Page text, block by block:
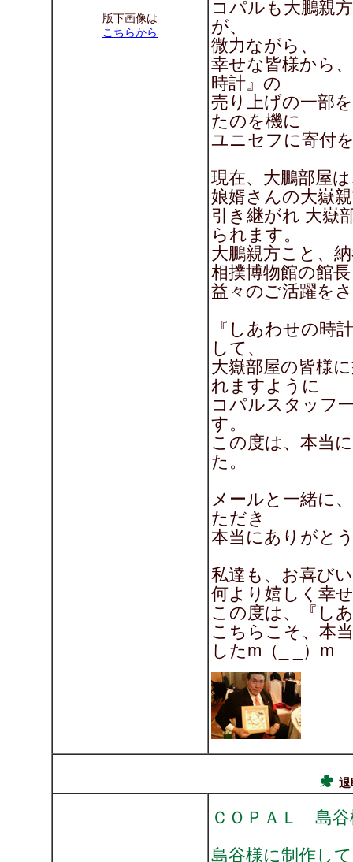
版下画像は
こちらから
コパルも大鵬親
が、
微力ながら、
幸せな皆様から
時計』の
売り上げの一部
たのを機に
ユニセフに寄付
現在、大鵬部屋
娘婿さんの大嶽
引き継がれ 大嶽
られます。
大鵬親方こと、
相撲博物館の館
益々のご活躍を
『しあわせの時
して、
大嶽部屋の皆様
れますように
コパルスタッフ
す。
この度は、本当
た。
メールと一緒に
ただき
本当にありがと
私達も、お喜び
何より嬉しく幸
この度は、『し
こちらこそ、本
したm（_ _）m
退
ＣＯＰＡＬ 島谷
島谷様に制作し